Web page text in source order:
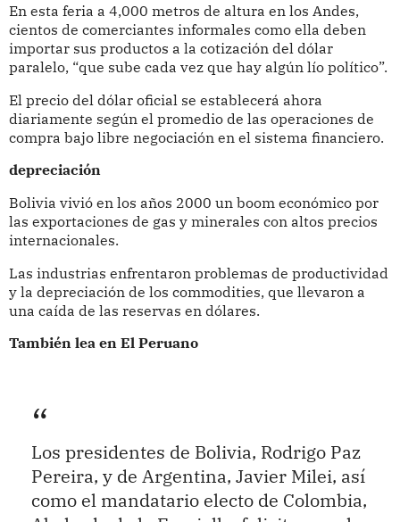
En esta feria a 4,000 metros de altura en los Andes,
cientos de comerciantes informales como ella deben
importar sus productos a la cotización del dólar
paralelo, “que sube cada vez que hay algún lío político”.
El precio del dólar oficial se establecerá ahora
diariamente según el promedio de las operaciones de
compra bajo libre negociación en el sistema financiero.
depreciación
Bolivia vivió en los años 2000 un boom económico por
las exportaciones de gas y minerales con altos precios
internacionales.
Las industrias enfrentaron problemas de productividad
y la depreciación de los commodities, que llevaron a
una caída de las reservas en dólares.
También lea en El Peruano
Los presidentes de Bolivia, Rodrigo Paz
Pereira, y de Argentina, Javier Milei, así
como el mandatario electo de Colombia,